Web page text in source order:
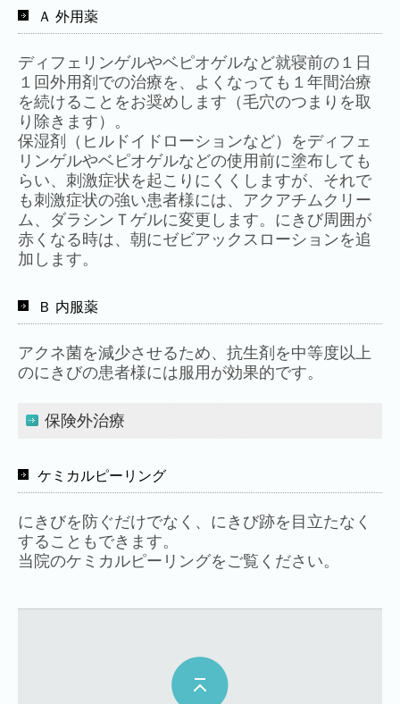
ED治療
男性型脱毛（AGA）
Ａ 外用薬
ディフェリンゲルやベピオゲルなど就寝前の１日
１回外用剤での治療を、よくなっても１年間治療
を続けることをお奨めします（毛穴のつまりを取
り除きます）。
保湿剤（ヒルドイドローションなど）をディフェ
リンゲルやベピオゲルなどの使用前に塗布しても
らい、刺激症状を起こりにくくしますが、それで
も刺激症状の強い患者様には、アクアチムクリー
ム、ダラシンＴゲルに変更します。にきび周囲が
赤くなる時は、朝にゼビアックスローションを追
加します。
Ｂ 内服薬
アクネ菌を減少させるため、抗生剤を中等度以上
のにきびの患者様には服用が効果的です。
保険外治療
ケミカルピーリング
にきびを防ぐだけでなく、にきび跡を目立たなく
することもできます。
当院のケミカルピーリングをご覧ください。